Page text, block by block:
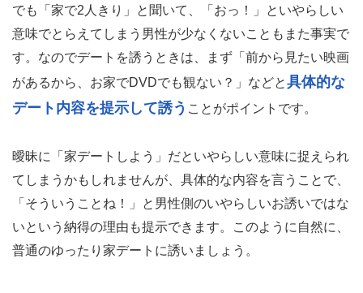
でも「家で2人きり」と聞いて、「おっ！」といやらしい
意味でとらえてしまう男性が少なくないこともまた事実で
す。なのでデートを誘うときは、まず「前から見たい映画
があるから、お家でDVDでも観ない？」などと具体的な
デート内容を提示して誘う ことがポイントです。
曖昧に「家デートしよう」だといやらしい意味に捉えられ
てしまうかもしれませんが、具体的な内容を言うことで、
「そういうことね！」と男性側のいやらしいお誘いではな
いという納得の理由も提示できます。このように自然に、
普通のゆったり家デートに誘いましょう。